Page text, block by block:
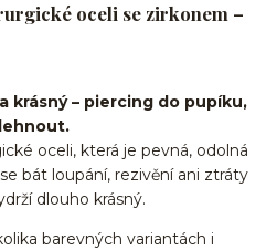
oceli se zirkonem –
krásný – piercing do pupíku,
oceli, která je pevná, odolná
bát loupání, rezivění ani ztráty
dlouho krásný.
barevných variantách i